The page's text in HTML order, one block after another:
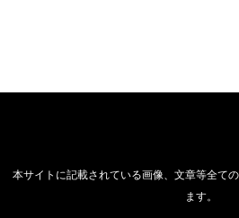
本サイトに記載されている画像、文章等全て
ます。